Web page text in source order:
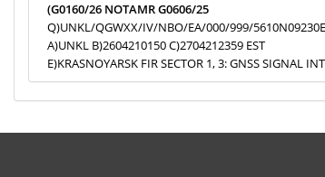
(G0160/26 NOTAMR G0606/25
Q)UNKL/QGWXX/IV/NBO/EA/000/999/
A)UNKL B)2604210150 C)2704212359 EST
E)KRASNOYARSK FIR SECTOR 1, 3: GNSS SIGNAL